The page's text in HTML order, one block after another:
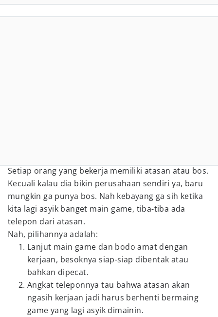
Setiap orang yang bekerja memiliki atasan atau bos.
Kecuali kalau dia bikin perusahaan sendiri ya, baru
mungkin ga punya bos. Nah kebayang ga sih ketika
kita lagi asyik banget main game, tiba-tiba ada
telepon dari atasan.
Nah, pilihannya adalah:
Lanjut main game dan bodo amat dengan
kerjaan, besoknya siap-siap dibentak atau
bahkan dipecat.
Angkat teleponnya tau bahwa atasan akan
ngasih kerjaan jadi harus berhenti bermaing
game yang lagi asyik dimainin.